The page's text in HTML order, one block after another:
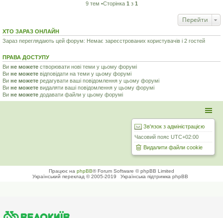
9 тем •Сторінка 1 з 1
Перейти
ХТО ЗАРАЗ ОНЛАЙН
Зараз переглядають цей форум: Немає зареєстрованих користувачів і 2 гостей
ПРАВА ДОСТУПУ
Ви не можете створювати нові теми у цьому форумі
Ви не можете відповідати на теми у цьому форумі
Ви не можете редагувати ваші повідомлення у цьому форумі
Ви не можете видаляти ваші повідомлення у цьому форумі
Ви не можете додавати файли у цьому форумі
Зв'язок з адміністрацією
Часовий пояс UTC+02:00
Видалити файли cookie
Працює на phpBB® Forum Software © phpBB Limited
Український переклад © 2005-2019
Українська підтримка phpBB